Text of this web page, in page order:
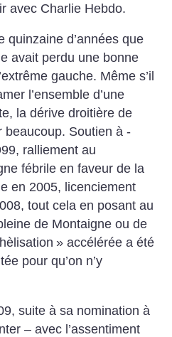
avec Charlie Hebdo.
quinzaine d’années que
avait perdu une bonne
gauche. Même s’il
l’ensemble d’une
la dérive droitière de
beaucoup. Soutien à
ralliement au
fébrile en faveur de la
en 2005, licenciement
tout cela en posant au
de Montaigne ou de
» accélérée a été
pour qu’on n’y
suite à sa nomination à
– avec l’assentiment